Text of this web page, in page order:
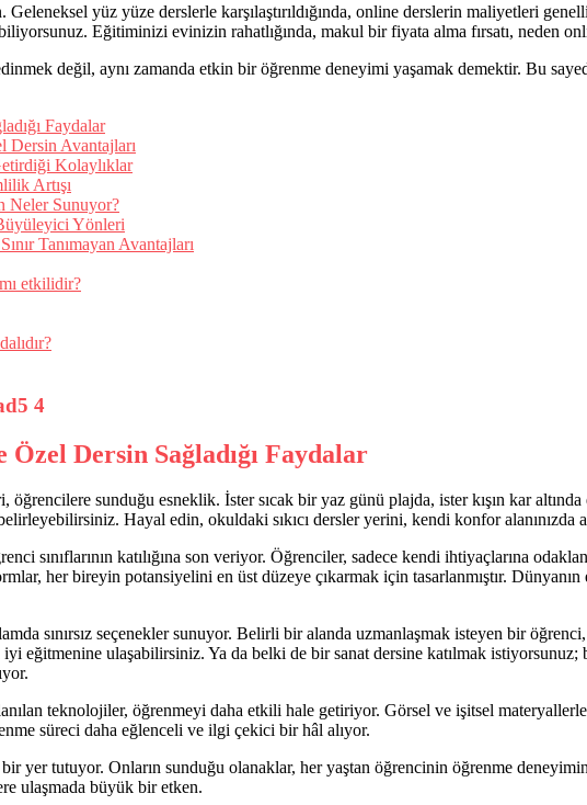
Geleneksel yüz yüze derslerle karşılaştırıldığında, online derslerin maliyetleri
Eğitiminizi evinizin rahatlığında, makul bir fiyata alma fırsatı, neden
değil, aynı zamanda etkin bir öğrenme deneyimi yaşamak demektir. Bu
Faydalar
Dersin Avantajları
Kolaylıklar
Artışı
Neler Sunuyor?
Yönleri
Tanımayan Avantajları
etkilidir?
Özel Dersin Sağladığı Faydalar
öğrencilere sunduğu esneklik. İster sıcak bir yaz günü plajda, ister kışın kar
Hayal edin, okuldaki sıkıcı dersler yerini, kendi konfor alanınızda
sınıflarının katılığına son veriyor. Öğrenciler, sadece kendi ihtiyaçlarına
her bireyin potansiyelini en üst düzeye çıkarmak için tasarlanmıştır.
sınırsız seçenekler sunuyor. Belirli bir alanda uzmanlaşmak isteyen bir
eğitmenine ulaşabilirsiniz. Ya da belki de bir sanat dersine katılmak
teknolojiler, öğrenmeyi daha etkili hale getiriyor. Görsel ve işitsel materyallerle
süreci daha eğlenceli ve ilgi çekici bir hâl alıyor.
yer tutuyor. Onların sunduğu olanaklar, her yaştan öğrencinin öğrenme
ulaşmada büyük bir etken.